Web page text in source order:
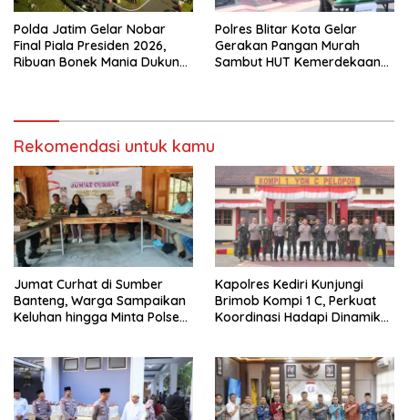
Polda Jatim Gelar Nobar
Final Piala Presiden 2026,
Ribuan Bonek Mania Dukung
Polres Blitar Kota Gelar
Gerakan Pangan Murah
Sambut HUT Kemerdekaan
Rekomendasi untuk kamu
Jumat Curhat di Sumber
Banteng, Warga Sampaikan
Keluhan hingga Minta Polsek
Kapolres Kediri Kunjungi
Brimob Kompi 1 C, Perkuat
Koordinasi Hadapi Dinamika